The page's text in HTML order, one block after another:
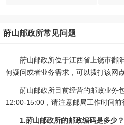
莳山邮政所常见问题
莳山邮政所位于江西省上饶市鄱
何疑问或者业务需求，可以拨打该网
莳山邮政所目前经营的邮政业务
12:00-15:00，请注意邮局工作时间
1.莳山邮政所的邮政编码是多少？